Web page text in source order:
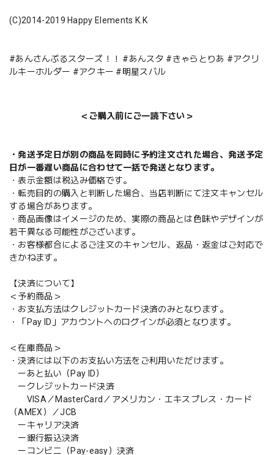
(C)2014-2019 Happy Elements K.K
#あんさんぶるスターズ！！ #あんスタ #きゃらとりあ #アクリ
ルキーホルダー #アクキー #明星スバル
＜ご購入前にご一読下さい＞
・発送予定日が別の商品を同時に予約注文された場合、発送予定
日が一番遅い商品に合わせて一括で発送となります。
・表示金額は税込み価格です。
・転売目的の購入と判断した場合、当店判断にて注文キャンセル
する場合があります。
・商品画像はイメージのため、実際の商品とは色味やデザインが
若干異なる可能性がございます。
・お客様都合によるご注文のキャンセル、返品・返金はご対応で
きかねます。
【決済について】
＜予約商品＞
・お支払方法はクレジットカード決済のみとなります。
・「Pay ID」アカウントへのログインが必須となります。
＜在庫商品＞
・決済には以下のお支払い方法をご利用いただけます。
ーあと払い（Pay ID）
ークレジットカード決済
VISA／MasterCard／アメリカン・エキスプレス・カード
（AMEX）／JCB
ーキャリア決済
ー銀行振込決済
ーコンビニ（Pay-easy）決済